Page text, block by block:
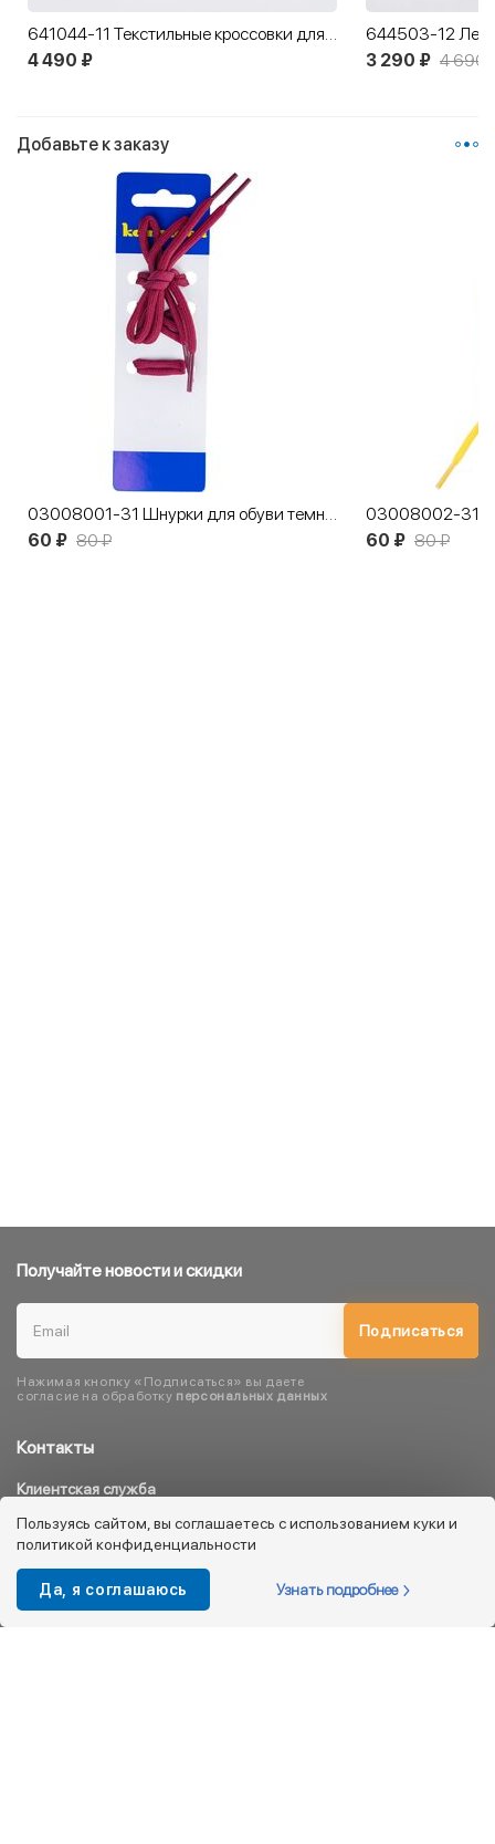
641044-11 Текстильные кроссовки для девочки
4 490 ₽
644503-12
3 290 ₽ 4 690
Добавьте к заказу
03008001-31 Шнурки для обуви темно-вишневые
60 ₽ 80 ₽ 60 ₽ 80 ₽
Контакты
Клиентская служба
8 800 333 08 45
info@kotofey.ru
Магазины в Москва (50)
Получайте новости и скидки
Подписаться
Нажимая кнопку «Подписаться» вы даете
согласие на обработку персональных данных
Пользуясь сайтом, вы соглашаетесь с использованием куки и
политикой конфиденциальности
Да, я соглашаюсь Узнать подробнее